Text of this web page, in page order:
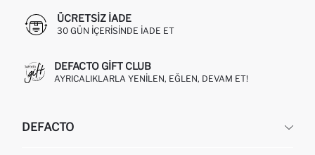
ÜCRETSIZ IADE
30 GÜN IÇERISINDE IADE ET
DEFACTO GIFT CLUB
AYRICALIKLARLA YENILEN, EĞLEN, DEVAM ET!
DEFACTO